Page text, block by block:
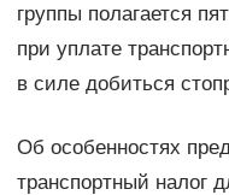
группы полагается
при уплате
в силе добиться
Об особенностях
транспортный налог